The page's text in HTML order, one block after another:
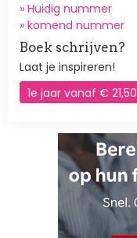
» Huidig nummer
» komend nummer
Boek schrijven?
Laat je inspireren!
1e jaar vanaf € 21,50